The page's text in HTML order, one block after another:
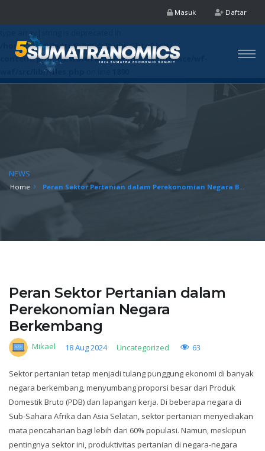
: preg_replace(): Passing null to parameter #3 ($subject) of
type array|string is deprecated in
/home/cpasumatranomics/public_html/wp-
content/plugins/wordfence/vendor/wordfence/wf-
waf/src/lib/rules.php
Masuk Daftar
NEWS
Home Peran Sektor Pertanian dalam Perekonomian Negara B...
Peran Sektor Pertanian dalam
Perekonomian Negara
Berkembang
Mikael 18 Aug 2024 Uncategorized 63
Sektor pertanian tetap menjadi tulang punggung ekonomi di banyak
negara berkembang, menyumbang proporsi besar dari Produk
Domestik Bruto (PDB) dan lapangan kerja. Di beberapa negara di
Sub-Sahara Afrika dan Asia Selatan, sektor pertanian menyediakan
mata pencaharian bagi lebih dari 60% populasi. Namun, meskipun
pentingnya sektor ini, produktivitas pertanian di negara-negara